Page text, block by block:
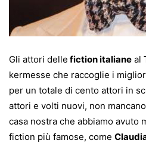
Gli attori delle fiction italiane al
kermesse che raccoglie i
per un totale di cento attori in
attori e volti nuovi, non
casa nostra che abbiamo avuto
fiction più famose, come